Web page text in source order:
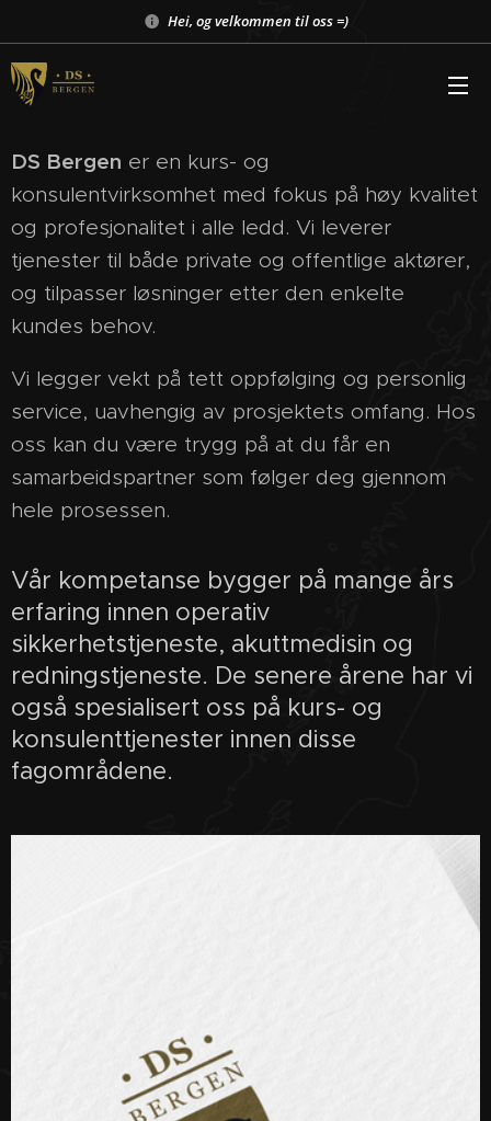
Hei, og velkommen til oss =)
DS Bergen er en kurs- og
konsulentvirksomhet med fokus på høy kvalitet
og profesjonalitet i alle ledd. Vi leverer
tjenester til både private og offentlige aktører,
og tilpasser løsninger etter den enkelte
kundes behov.
Vi legger vekt på tett oppfølging og personlig
service, uavhengig av prosjektets omfang. Hos
oss kan du være trygg på at du får en
samarbeidspartner som følger deg gjennom
hele prosessen.
Vår kompetanse bygger på mange års
erfaring innen operativ
sikkerhetstjeneste, akuttmedisin og
redningstjeneste. De senere årene har vi
også spesialisert oss på kurs- og
konsulenttjenester innen disse
fagområdene.